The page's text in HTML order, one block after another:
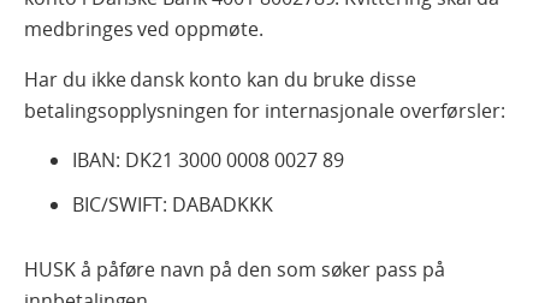
medbringes ved oppmøte.
Har du ikke dansk konto kan du bruke disse
betalingsopplysningen for internasjonale overførsler:
IBAN: DK21 3000 0008 0027 89
BIC/SWIFT: DABADKKK
HUSK å påføre navn på den som søker pass på